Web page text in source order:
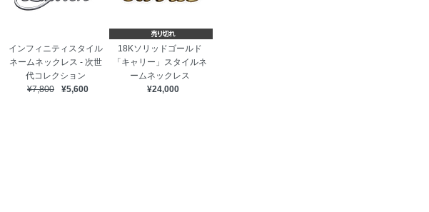
インフィニティスタイル
ネームネックレス - 次世
代コレクション
¥7,800
¥5,600
18Kソリッドゴールド
「キャリー」スタイルネ
ームネックレス
¥24,000